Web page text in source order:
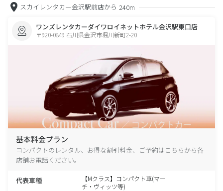
スカイレンタカー金沢駅前店から 240m
ワンズレンタカーダイワロイネットホテル金沢駅東口店
〒920-0849 石川県金沢市堀川新町2-20
基本料金プラン
コンパクトのレンタル、お得な割引料金、ご予約はこちらから各
店舗お電話ください。
代表車種
【Mクラス】コンパクト車(マー
チ・ヴィッツ等)